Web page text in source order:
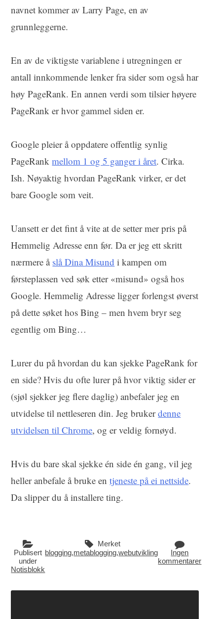
navnet kommer av Larry Page, en av
grunnleggerne.
En av de viktigste variablene i utregningen er
antall innkommende lenker fra sider som også har
høy PageRank. En annen verdi som tilsier høyere
PageRank er hvor gammel siden er.
Google pleier å oppdatere offentlig synlig
PageRankmellom 1 og 5 ganger i året. Cirka.
Ish. Nøyaktig hvordan PageRank virker, er det
bare Google som veit.
Uansett er det fint å vite at de setter mer pris på
Hemmelig Adresse enn før. Da er jeg ett skritt
nærmere å slå Dina Misund i kampen om
førsteplassen ved søk etter «misund» også hos
Google. Hemmelig Adresse ligger forlengst øverst
på dette søket hos Bing – men hvem bryr seg
egentlig om Bing…
Lurer du på hvordan du kan sjekke PageRank for
en side? Hvis du ofte lurer på hvor viktig sider er
(sjøl sjekker jeg flere daglig) anbefaler jeg en
utvidelse til nettleseren din. Jeg brukerdenne
utvidelsen til Chrome, og er veldig fornøyd.
Hvis du bare skal sjekke én side én gang, vil jeg
heller anbefale å bruke entjeneste på ei nettside.
Da slipper du å installere ting.
Publisert
under
Notisblokk
Merket
blogging,metablogging,webutvikling
Ingen
kommentarer